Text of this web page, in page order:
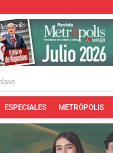
ESPECIALES METRÓPOLIS